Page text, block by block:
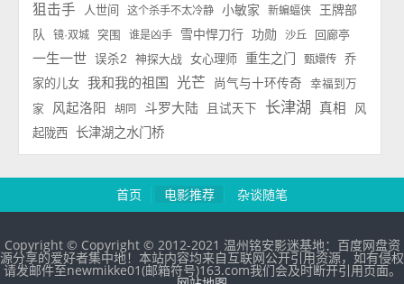
狙击手 人世间 这个杀手不太冷静 小敏家 新蝙蝠侠
王牌部
队
镜·双城 突围 谁是凶手 雪中悍刀行 功勋 沙丘 回廊亭
一生一世 误杀2 神探大战 女心理师 重生之门 甄嬛传
乔
家的儿女
我和我的祖国 光芒 尚气与十环传奇
幸福到万
家
风起洛阳 胡同 斗罗大陆 且试天下 长津湖 真相
风
起陇西
长津湖之水门桥
首页 电影推荐 杂谈随笔
Copyright © Copyright © 2012-2021 温州铭安影迷基地：百度网盘资
源分享的爱好者集中地！本站内容均来自互联网公开引用资源，如有侵权
请发邮件至newmikke01(邮箱符号)163.com我们会及时断开引用页面。